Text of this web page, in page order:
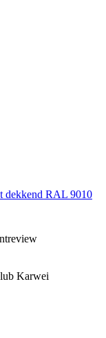
dekkend RAL 9010
Karwei